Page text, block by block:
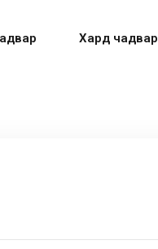
Хард чадвар
account?Sign up